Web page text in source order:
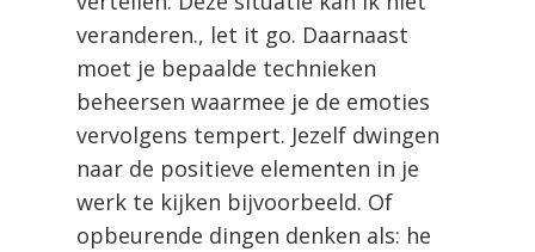
veranderen., let it go. Daarnaast
moet je bepaalde technieken
beheersen waarmee je de emoties
vervolgens tempert. Jezelf dwingen
naar de positieve elementen in je
werk te kijken bijvoorbeeld. Of
opbeurende dingen denken als: he